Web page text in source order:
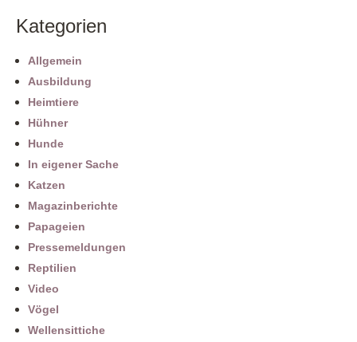
Kategorien
Allgemein
Ausbildung
Heimtiere
Hühner
Hunde
In eigener Sache
Katzen
Magazinberichte
Papageien
Pressemeldungen
Reptilien
Video
Vögel
Wellensittiche